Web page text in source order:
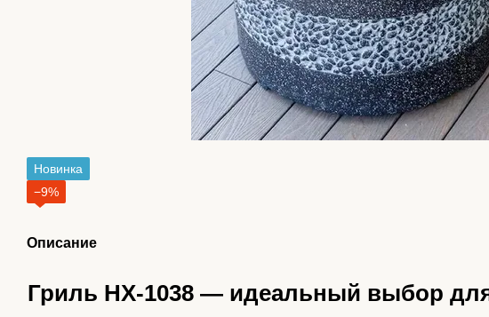
Новинка
−9%
Описание
Гриль HX-1038 — идеальный выбор